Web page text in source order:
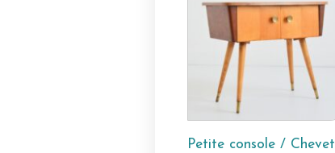
Petite console / Chevet